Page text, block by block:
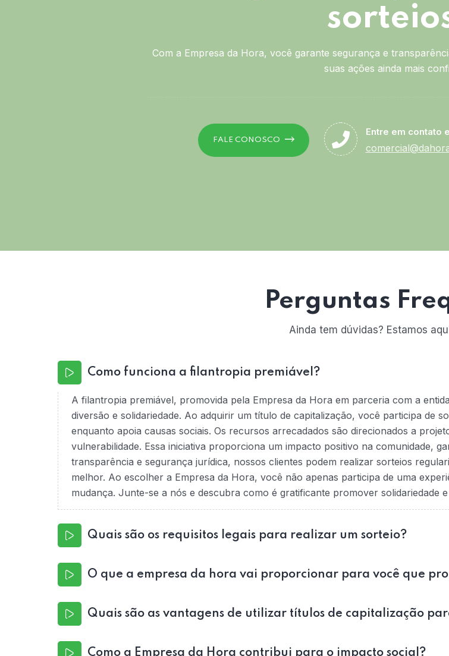
Com a Empresa da Hora, você garante segurança e
suas ações ainda mais
FALE CONOSCO
Entre em contato
Perguntas
Ainda tem dúvidas? Estamos
Como funciona a filantropia premiável?
A filantropia premiável, promovida pela Empresa da Hora em parceria com a
diversão e solidariedade. Ao adquirir um título de capitalização, você participa de
enquanto apoia causas sociais. Os recursos arrecadados são direcionados a
vulnerabilidade. Essa iniciativa proporciona um impacto positivo na comunidade,
transparência e segurança jurídica, nossos clientes podem realizar sorteios
melhor. Ao escolher a Empresa da Hora, você não apenas participa de uma
mudança. Junte-se a nós e descubra como é gratificante promover solidariedade
Quais são os requisitos legais para realizar um sorteio?
O que a empresa da hora vai proporcionar para você que
Quais são as vantagens de utilizar títulos de capitalização
Como a Empresa da Hora contribui para o impacto social?